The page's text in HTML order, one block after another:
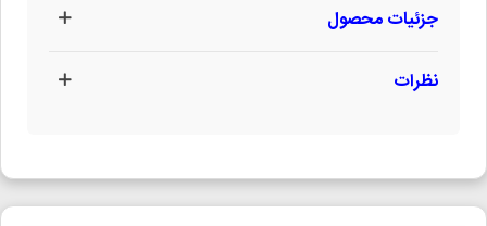
جزئیات محصول
نظرات